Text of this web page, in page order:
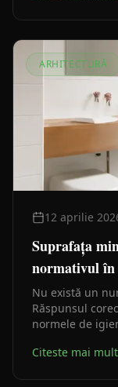
ARHITECTURĂ
12 aprilie
Suprafața
normativul în
Nu există un
Răspunsul
normele de
Citeste mai mult